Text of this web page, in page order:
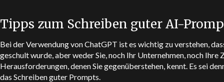
Tipps zum Schreiben guter AI-
Bei der Verwendung vonChatGPT ist es wichtig zu verstehen,
geschult wurde, aber weder Sie, noch Ihr Unternehmen, noch Ihre
Herausforderungen, denen Sie gegenüberstehen, kennt. Es sei
das Schreiben guter Prompts.